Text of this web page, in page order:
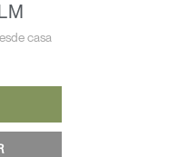
casa